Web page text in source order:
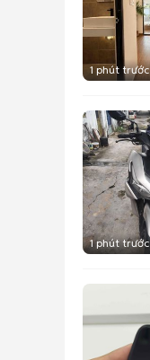
1 phút trước
1 phút trước